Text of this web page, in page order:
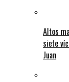
Altos
siete
Juan